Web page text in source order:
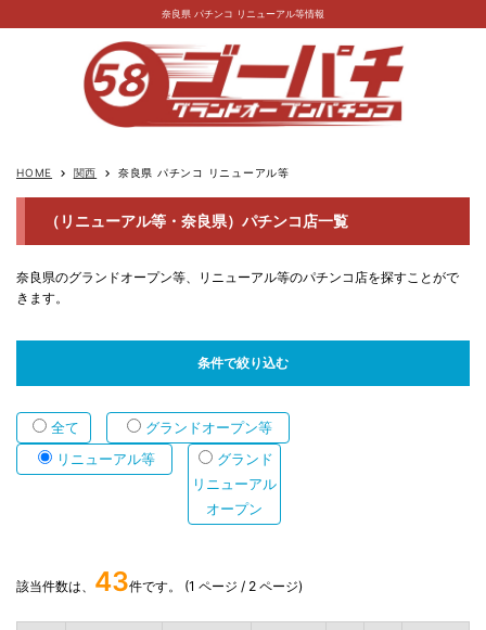
奈良県 パチンコ リニューアル等情報
HOME keyboard_arrow_right 関西 keyboard_arrow_right 奈良県 パチンコ リニューアル等
（リニューアル等・奈良県）パチンコ店一覧
奈良県のグランドオープン等、リニューアル等のパチンコ店を探すことがで
きます。
条件で絞り込む
全て
グランドオープン等
リニューアル等
グランド
リニューアル
オープン
該当件数は、 43件です。 (1 ページ / 2 ページ)